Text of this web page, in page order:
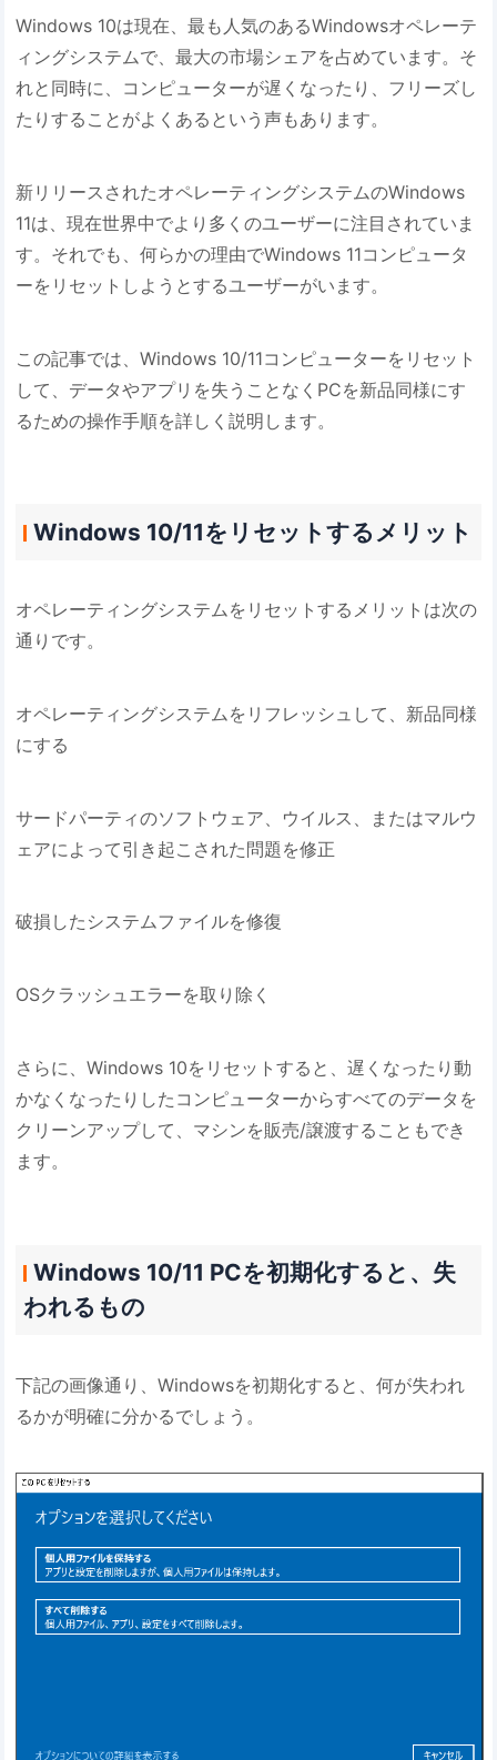
Windows 10は現在、最も人気のあるWindowsオペレーテ
ィングシステムで、最大の市場シェアを占めています。そ
れと同時に、コンピューターが遅くなったり、フリーズし
たりすることがよくあるという声もあります。
新リリースされたオペレーティングシステムのWindows
11は、現在世界中でより多くのユーザーに注目されていま
す。それでも、何らかの理由でWindows 11コンピュータ
ーをリセットしようとするユーザーがいます。
この記事では、Windows 10/11コンピューターをリセット
して、データやアプリを失うことなくPCを新品同様にす
るための操作手順を詳しく説明します。
Windows 10/11をリセットするメリット
オペレーティングシステムをリセットするメリットは次の
通りです。
オペレーティングシステムをリフレッシュして、新品同様
にする
サードパーティのソフトウェア、ウイルス、またはマルウ
ェアによって引き起こされた問題を修正
破損したシステムファイルを修復
OSクラッシュエラーを取り除く
さらに、Windows 10をリセットすると、遅くなったり動
かなくなったりしたコンピューターからすべてのデータを
クリーンアップして、マシンを販売/譲渡することもでき
ます。
Windows 10/11 PCを初期化すると、失
われるもの
下記の画像通り、Windowsを初期化すると、何が失われ
るかが明確に分かるでしょう。